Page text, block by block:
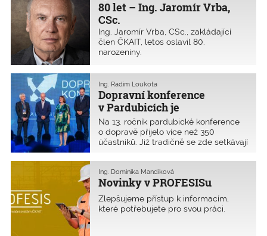
80 let – Ing. Jaromír Vrba,
CSc.
Ing. Jaromír Vrba, CSc., zakládající
člen ČKAIT, letos oslavil 80.
narozeniny.
Dopravní konference
v Pardubicích je
mimořádným setkáním
odborníků s politiky
Ing. Radim Loukota
Na 13. ročník pardubické konference
o dopravě přijelo více než 350
účastníků. Již tradičně se zde setkávají
Ministerstva dopravy, Státního fondu
dopravní infrastruktury, Ředitelství
silnic a dálnic, Správy železnic,
měst, obcí a krajů s odborníky ČKAIT
a řediteli stavebních a silničních firem.
Novinky v PROFESISu
Ing. Dominika Mandíková
Zlepšujeme přístup k informacím,
které potřebujete pro svou práci.